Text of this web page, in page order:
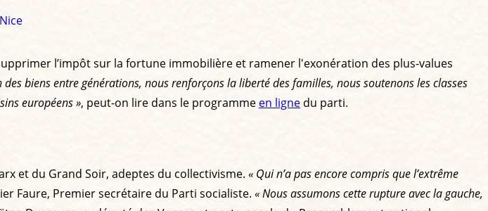
Nice
l’impôt sur la fortune immobilière et ramener l'exonération des plus-values
biens entre générations, nous renforçons la liberté des familles, nous soutenons les classes
européens », peut-on lire dans le programme en ligne du parti.
et du Grand Soir, adeptes du collectivisme. « Qui n’a pas encore compris que l’extrême
Faure, Premier secrétaire du Parti socialiste. « Nous assumons cette rupture avec la gauche,